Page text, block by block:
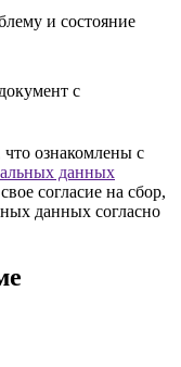
и состояние
с
ознакомлены с
данных
согласие на сбор,
данных согласно